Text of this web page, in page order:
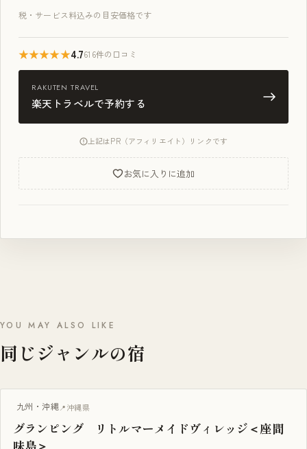
税・サービス料込みの目安価格です
★★★★★4.7616件の口コミ
RAKUTEN TRAVEL
楽天トラベルで予約する
上記はPR（アフィリエイト）リンクです
お気に入りに追加
YOU MAY ALSO LIKE
同じジャンルの宿
グランピング
九州・沖縄 沖縄県
グランピング リトルマーメイドヴィレッジ＜座間
味島＞